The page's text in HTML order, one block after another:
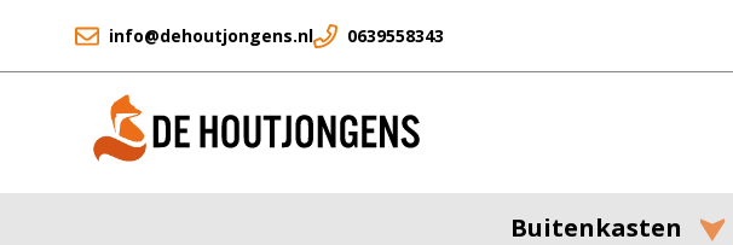
info@dehoutjongens.nl 0639558343
Buitenkasten